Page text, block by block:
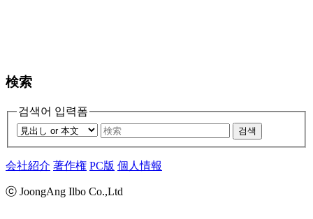
検索
검색어 입력폼
검색
会社紹介 著作権 PC版 個人情報
ⓒ JoongAng Ilbo Co.,Ltd